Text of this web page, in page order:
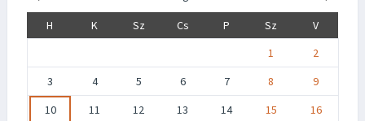
H K Sz Cs P Sz
V
1
2
3
4 5 6 7 8
9
10
11 12 13 14 15
16